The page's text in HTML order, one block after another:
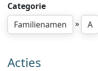
Categorie
Familienamen
» A
Acties